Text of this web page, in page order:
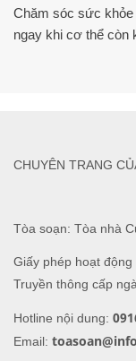
Chăm sóc sức
ngay khi cơ thể còn
Tòa soạn: Tòa nhà
Giấy phép hoạt
Truyền thông cấp
Hotline nội dung:
Email:
CHUYÊN TRANG